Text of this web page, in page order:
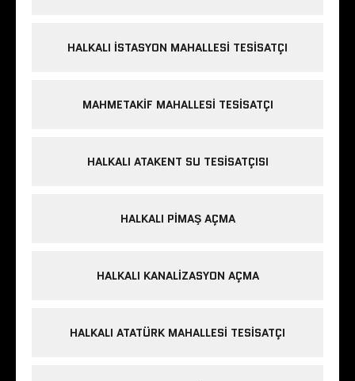
HALKALI İSTASYON MAHALLESI TESISATÇI
MAHMETAKIF MAHALLESI TESISATÇI
HALKALI ATAKENT SU TESISATÇISI
HALKALI PIMAŞ AÇMA
HALKALI KANALIZASYON AÇMA
HALKALI ATATÜRK MAHALLESI TESISATÇI